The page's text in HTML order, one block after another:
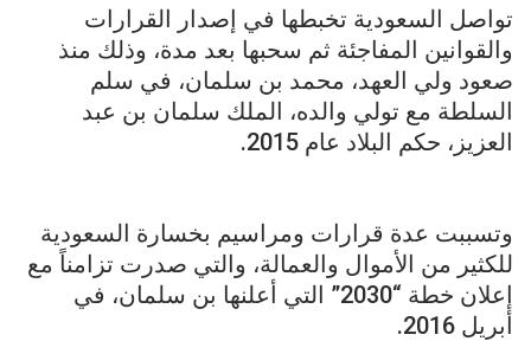
تواصل السعودية تخبطها في إصدار القرارات
والقوانين المفاجئة ثم سحبها بعد مدة، وذلك منذ
صعود ولي العهد، محمد بن سلمان، في سلم
السلطة مع تولي والده، الملك سلمان بن عبد
العزيز، حكم البلاد عام 2015.
وتسببت عدة قرارات ومراسيم بخسارة السعودية
للكثير من الأموال والعمالة، والتي صدرت تزامناً مع
إعلان خطة “2030” التي أعلنها بن سلمان، في
أبريل 2016.